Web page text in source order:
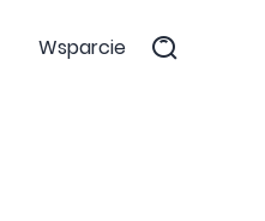
Wsparcie